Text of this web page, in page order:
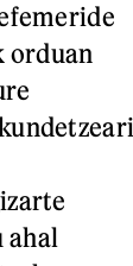
orduan
ahal